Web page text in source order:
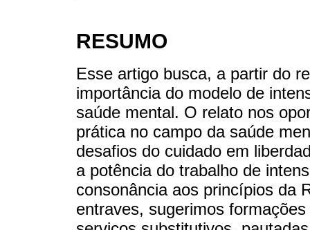
RESUMO
Esse artigo busca, a partir do
importância do modelo de
saúde mental. O relato nos
prática no campo da saúde
desafios do cuidado em
a potência do trabalho de
consonância aos princípios da
entraves, sugerimos